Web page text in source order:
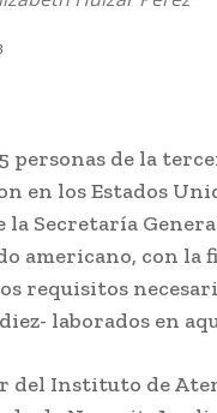
personas de la
en los Estados
la Secretaría
americano, con la
requisitos
laborados en
del Instituto de